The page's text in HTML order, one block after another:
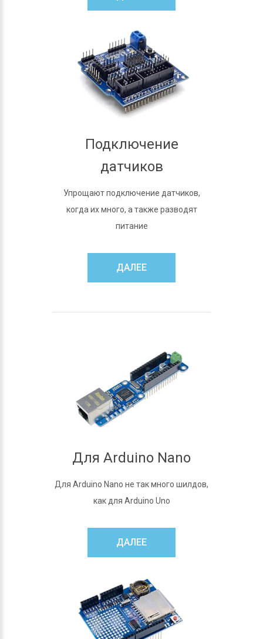
Подключение
датчиков
Упрощают подключение датчиков,
когда их много, а также разводят
питание
ДАЛЕЕ
Для Arduino Nano
Для Arduino Nano не так много шилдов,
как для Arduino Uno
ДАЛЕЕ